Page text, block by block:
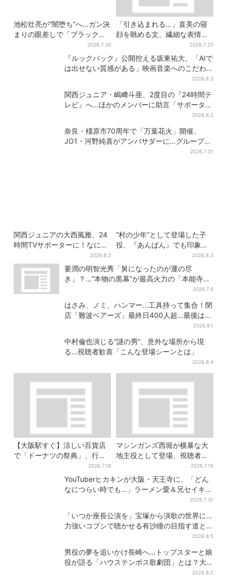
池松壮亮が“闇堕ち”へ…ガン決
まりの眼差しで「ブラック秀
吉がログイン」【豊臣兄弟】
2026.7.30
「引き込まれる…」直美の寝
顔を眺める文、繊細な表情を
見せる内田滋の演技に称賛相
次ぐ
2026.7.23
『ルックバック』公開控える坂東祐大、「AIで
は出せない質感がある」映画音楽へのこだわ
2026.8.3
関西ジュニア・嶋﨑斗亜、2度目の『24時間テ
レビ』へ…ほかのメンバーに助言「サポーター
2026.8.2
奈良・橿原市70周年で「万葉花火」開催、
JO1・河野純喜がアンバサダーに…グループ楽
2026.7.31
関西ジュニアの大西風雅、24
時間TVサポーターに！なにわ
男子・藤原丈一郎からの応援
メッセージを告白
2026.8.2
“村の少年”として登場した子
役、『あんぱん』でも印象的
だった…視聴者驚き「どうり
で演技上手だと」
2026.8.3
要潤の明智光秀「舅になったのが運の尽
き」？…“本物の黒幕”が最高火力の「本能寺」
2026.7.8
はさみ、ノミ、ハンマー…工具持って集合！閉
店「難波ベアーズ」最終日400人超…最後は
2026.8.1
中村倫也演じる“謎の男”、意外な場所から現
る…視聴者歓喜「こんな登場シーンとは」
2026.8.4
【大阪駅すぐ】涼しい百貨店
で「ドーナツの祭典」、行列
店の“できたて”＆限定メニュ
2026.7.18
マシンガンズ西堀が横暴な大
地主役として登場、視聴者驚
き「似てる人かと思った
ら…」
2026.7.16
YouTuberヒカキンが大阪・天王寺に、「どん
なにつらい時でも…」ラーメン愛＆兄セイキン
2026.7.31
「いつか座長公演を」宝塚から演歌の世界に…
力強いコブシで聴かせる有沙瞳の目指す道と
2026.8.5
男役の夢を追いかけ長崎へ…トップスターと娘
役が語る「ハウステンボス歌劇団」とは？大
2026.8.2